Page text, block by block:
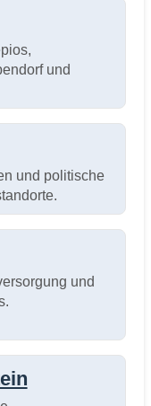
und
und politische
und